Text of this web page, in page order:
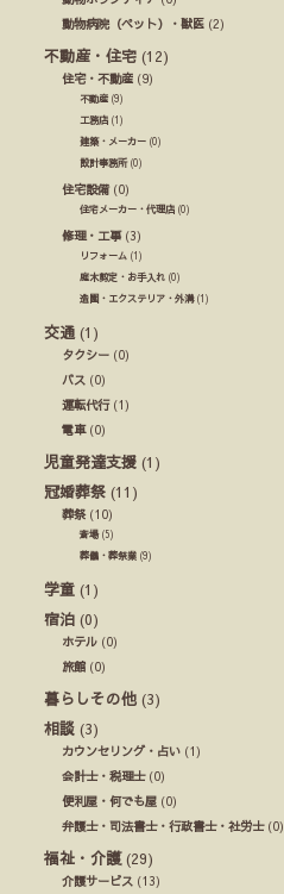
動物病院（ペット）・獣医 (2)
不動産・住宅 (12)
住宅・不動産 (9)
不動産 (9)
工務店 (1)
建築・メーカー (0)
設計事務所(0)
住宅設備(0)
住宅メーカー・代理店 (0)
修理・工事(3)
リフォーム (1)
庭木剪定・お手入れ (0)
造園・エクステリア・外溝(1)
交通 (1)
タクシー (0)
バス (0)
運転代行(1)
電車(0)
児童発達支援 (1)
冠婚葬祭 (11)
葬祭(10)
斎場(5)
葬儀・葬祭業 (9)
学童 (1)
宿泊 (0)
ホテル (0)
旅館 (0)
暮らしその他 (3)
相談 (3)
カウンセリング・占い (1)
会計士・税理士(0)
便利屋・何でも屋 (0)
弁護士・司法書士・行政書士・社労士(0)
福祉・介護(29)
介護サービス (13)